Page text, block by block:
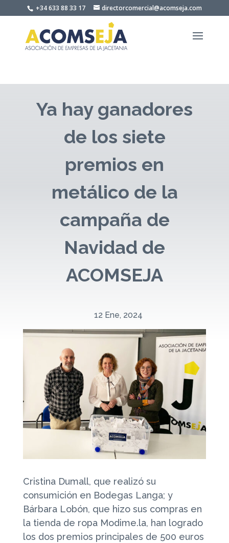
to
+34 633 88 33 17 directorcomercial@acomseja.com
Ya hay ganadores
de los siete
premios en
metálico de la
campaña de
Navidad de
ACOMSEJA
12 Ene, 2024
Cristina Dumall, que realizó su
consumición en Bodegas Langa; y
Bárbara Lobón, que hizo sus compras en
la tienda de ropa Modime.la, han logrado
los dos premios principales de 500 euros